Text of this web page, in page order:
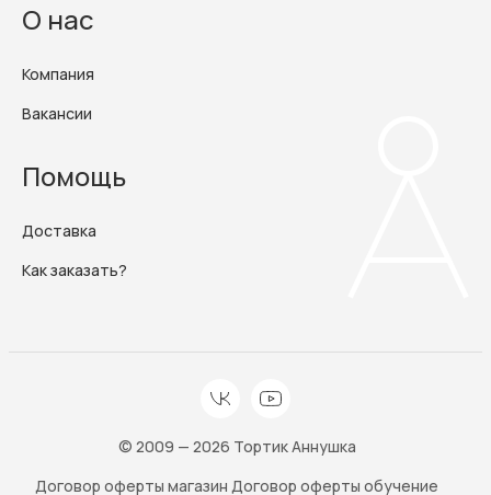
О нас
Компания
Вакансии
Помощь
Доставка
Как заказать?
© 2009 — 2026 Тортик Аннушка
Договор оферты магазин Договор оферты обучение